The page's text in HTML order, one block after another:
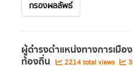
กรองผลลัพธ์
ผู้ดำรงตำแหน่งทางการเมื
ท้องถิ่น 2214 total views